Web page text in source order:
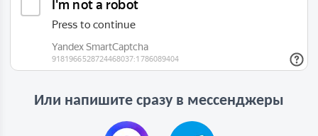
Или напишите сразу в мессенджеры